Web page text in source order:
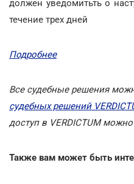
должен уведомитьть о
течение трех дней
Подробнее
Все судебные решения
судебных решений
доступ в VERDICTUM можно
Также вам может быть